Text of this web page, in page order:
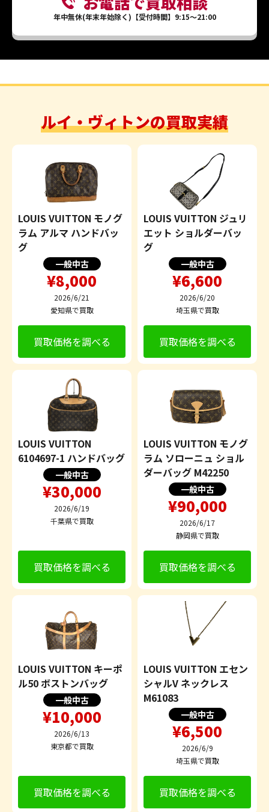
年中無休(年末年始除く)【受付時間】9:15～21:00
ルイ・ヴィトンの買取実績
LOUIS VUITTON モノグ
ラム アルマ ハンドバッ
グ
一般中古
¥8,000
2026/6/21
愛知県で買取
買取価格を調べる
LOUIS VUITTON ジュリ
エット ショルダーバッ
グ
一般中古
¥6,600
2026/6/20
埼玉県で買取
買取価格を調べる
LOUIS VUITTON
6104697-1 ハンドバッグ
一般中古
¥30,000
2026/6/19
千葉県で買取
買取価格を調べる
LOUIS VUITTON モノグ
ラム ソローニュ ショル
ダーバッグ M42250
一般中古
¥90,000
2026/6/17
静岡県で買取
買取価格を調べる
LOUIS VUITTON キーポ
ル50 ボストンバッグ
一般中古
¥10,000
2026/6/13
東京都で買取
買取価格を調べる
LOUIS VUITTON エセン
シャルV ネックレス
M61083
一般中古
¥6,500
2026/6/9
埼玉県で買取
買取価格を調べる